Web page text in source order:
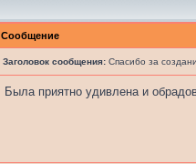
Сообщение
Заголовок сообщения: Спасибо за
Была приятно удивлена и